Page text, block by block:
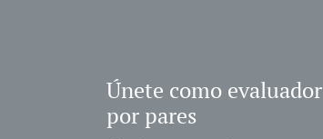
Únete como evaluador
por pares